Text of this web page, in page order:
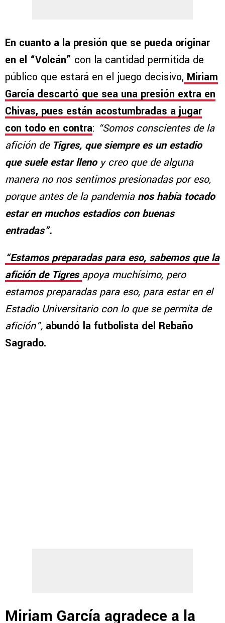
En cuanto a la presión que se pueda originar
en el “Volcán” con la cantidad permitida de
público que estará en el juego decisivo, Miriam
García descartó que sea una presión extra en
Chivas, pues están acostumbradas a jugar
con todo en contra: “Somos conscientes de la
afición de Tigres, que siempre es un estadio
que suele estar lleno y creo que de alguna
manera no nos sentimos presionadas por eso,
porque antes de la pandemia nos había tocado
estar en muchos estadios con buenas
entradas”.
“Estamos preparadas para eso, sabemos que la
afición de Tigresapoya muchísimo, pero
estamos preparadas para eso, para estar en el
Estadio Universitario con lo que se permita de
afición”, abundó la futbolista del Rebaño
Sagrado.
Miriam García agradece a la